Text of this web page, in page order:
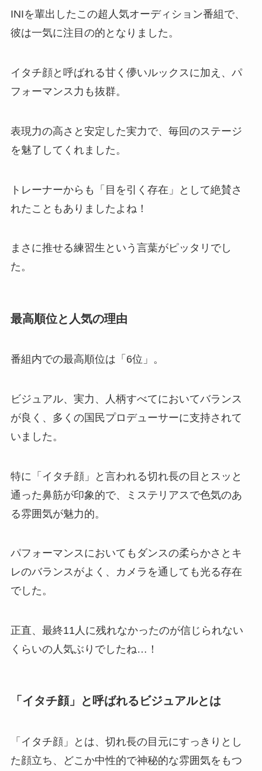
INIを輩出したこの超人気オーディション番組で、
彼は一気に注目の的となりました。
イタチ顔と呼ばれる甘く儚いルックスに加え、パ
フォーマンス力も抜群。
表現力の高さと安定した実力で、毎回のステージ
を魅了してくれました。
トレーナーからも「目を引く存在」として絶賛さ
れたこともありましたよね！
まさに推せる練習生という言葉がピッタリでし
た。
最高順位と人気の理由
番組内での最高順位は「6位」。
ビジュアル、実力、人柄すべてにおいてバランス
が良く、多くの国民プロデューサーに支持されて
いました。
特に「イタチ顔」と言われる切れ長の目とスッと
通った鼻筋が印象的で、ミステリアスで色気のあ
る雰囲気が魅力的。
パフォーマンスにおいてもダンスの柔らかさとキ
レのバランスがよく、カメラを通しても光る存在
でした。
正直、最終11人に残れなかったのが信じられない
くらいの人気ぶりでしたね…！
「イタチ顔」と呼ばれるビジュアルとは
「イタチ顔」とは、切れ長の目元にすっきりとし
た顔立ち、どこか中性的で神秘的な雰囲気をもつ